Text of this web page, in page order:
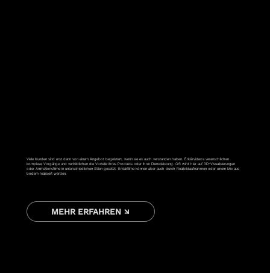
Viele Kunden sind erst dann von einem Angebot begeistert, wenn sie es auch verstanden haben. Erklärvideos veranschlichen
komplexe Vorgänge und verbildlichen die Vorteile ihres Produkts oder ihrer Dienstleistung. Oft wird hier auf 3D-Visualisierungen
oder Animationsfilme in unterschiedlichen Stilen gesetzt. Erklärfilme können aber auch durch Realbildaufnahmen oder einem Mix aus
beidem realisiert werden.
MEHR ERFAHREN ↘